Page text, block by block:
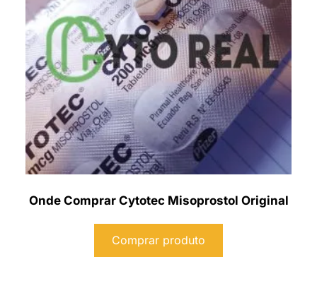
Onde Comprar Cytotec Misoprostol Original
Comprar produto